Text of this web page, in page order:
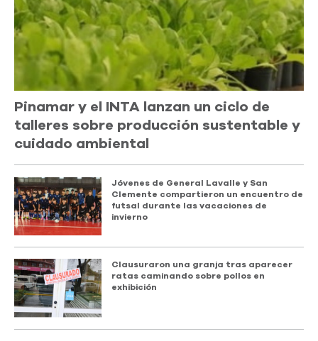
Pinamar y el INTA lanzan un ciclo de
talleres sobre producción sustentable y
cuidado ambiental
Jóvenes de General Lavalle y San
Clemente compartieron un encuentro de
futsal durante las vacaciones de
invierno
Clausuraron una granja tras aparecer
ratas caminando sobre pollos en
exhibición